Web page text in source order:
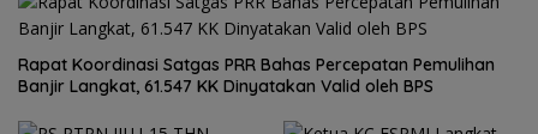
Rapat Koordinasi Satgas PRR Bahas Percepatan Pemulihan
Banjir Langkat, 61.547 KK Dinyatakan Valid oleh BPS